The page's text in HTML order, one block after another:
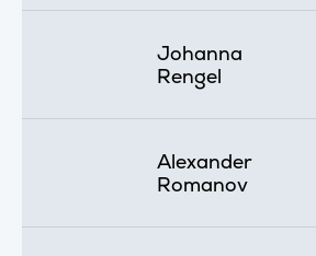
Johanna
Rengel
Alexander
Romanov